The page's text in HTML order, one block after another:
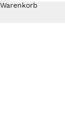
Warenkorb